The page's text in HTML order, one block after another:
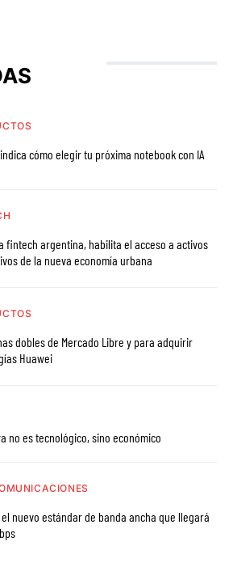
cómo elegir tu próxima notebook con IA
argentina, habilita el acceso a activos
de la nueva economía urbana
dobles de Mercado Libre y para adquirir
Huawei
no es tecnológico, sino económico
el nuevo estándar de banda ancha que llegará